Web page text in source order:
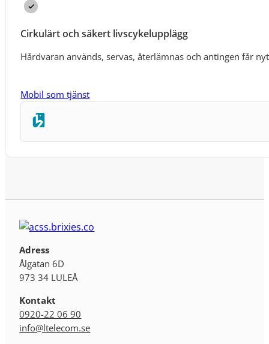
Cirkulärt och säkert livscykelupplägg
Hårdvaran används, servas, återlämnas och antingen får
Mobil som tjänst
Adress
Ålgatan 6D
973 34 LULEÅ
Kontakt
0920-22 06 90
info@ltelecom.se